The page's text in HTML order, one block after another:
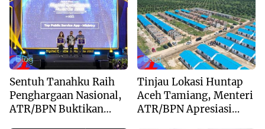
Blog
Sentuh Tanahku Raih
Penghargaan Nasional,
ATR/BPN Buktikan
Blog
Tinjau Lokasi Huntap
Aceh Tamiang, Menteri
ATR/BPN Apresiasi